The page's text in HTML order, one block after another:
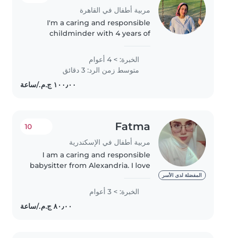
مربية أطفال في القاهرة
I'm a caring and responsible
childminder with 4 years of
preschoolers and school-age
children. As a specialist nurse
and a parent myself, I bring a
الخبرة: > 4 أعوام
متوسط زمن الرد: 3 دقائق
المفضلة لدى الأسر
Fatma
مربية أطفال في الإسكندرية
10
I am a caring and responsible
babysitter from Alexandria. I love
and taking care of them. I am
patient, friendly, and I enjoy
playing with kids and helping..
الخبرة: > 3 أعوام